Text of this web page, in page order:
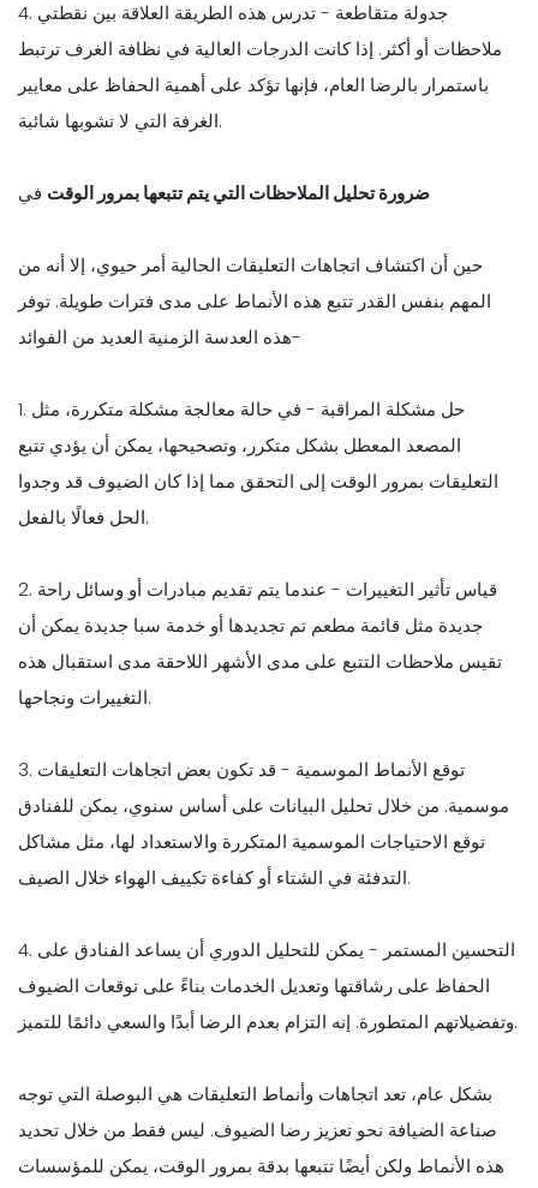
4. جدولة متقاطعة - تدرس هذه الطريقة العلاقة بين نقطتي
ملاحظات أو أكثر. إذا كانت الدرجات العالية في نظافة الغرف ترتبط
باستمرار بالرضا العام، فإنها تؤكد على أهمية الحفاظ على معايير
الغرفة التي لا تشوبها شائبة.
ضرورة تحليل الملاحظات التي يتم تتبعها بمرور الوقت في
حين أن اكتشاف اتجاهات التعليقات الحالية أمر حيوي، إلا أنه من
المهم بنفس القدر تتبع هذه الأنماط على مدى فترات طويلة. توفر
هذه العدسة الزمنية العديد من الفوائد-
1. حل مشكلة المراقبة - في حالة معالجة مشكلة متكررة، مثل
المصعد المعطل بشكل متكرر، وتصحيحها، يمكن أن يؤدي تتبع
التعليقات بمرور الوقت إلى التحقق مما إذا كان الضيوف قد وجدوا
الحل فعالًا بالفعل.
2. قياس تأثير التغييرات - عندما يتم تقديم مبادرات أو وسائل راحة
جديدة مثل قائمة مطعم تم تجديدها أو خدمة سبا جديدة يمكن أن
تقيس ملاحظات التتبع على مدى الأشهر اللاحقة مدى استقبال هذه
التغييرات ونجاحها.
3. توقع الأنماط الموسمية - قد تكون بعض اتجاهات التعليقات
موسمية. من خلال تحليل البيانات على أساس سنوي، يمكن للفنادق
توقع الاحتياجات الموسمية المتكررة والاستعداد لها، مثل مشاكل
التدفئة في الشتاء أو كفاءة تكييف الهواء خلال الصيف.
4. التحسين المستمر - يمكن للتحليل الدوري أن يساعد الفنادق على
الحفاظ على رشاقتها وتعديل الخدمات بناءً على توقعات الضيوف
وتفضيلاتهم المتطورة. إنه التزام بعدم الرضا أبدًا والسعي دائمًا للتميز.
بشكل عام، تعد اتجاهات وأنماط التعليقات هي البوصلة التي توجه
صناعة الضيافة نحو تعزيز رضا الضيوف. ليس فقط من خلال تحديد
هذه الأنماط ولكن أيضًا تتبعها بدقة بمرور الوقت، يمكن للمؤسسات